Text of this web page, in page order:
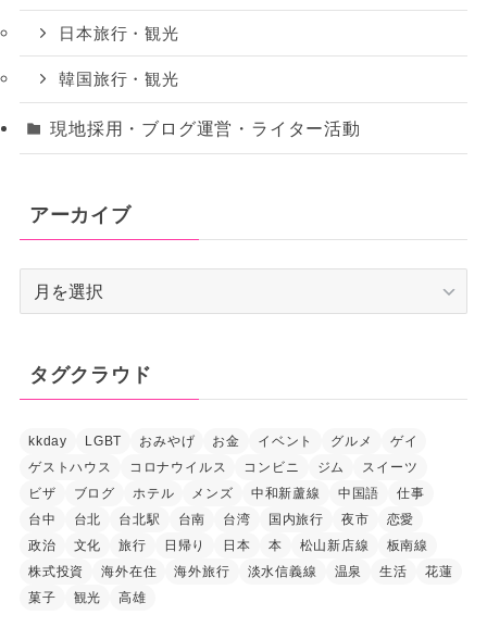
日本旅行・観光
韓国旅行・観光
現地採用・ブログ運営・ライター活動
アーカイブ
ブ
タグクラウド
kkday LGBT おみやげ お金 イベント グルメ
ゲイ
ゲストハウス
コロナウイルス コンビニ ジム
スイーツ
ビザ
ブログ ホテル メンズ 中和新蘆線 中国語
仕事
台中
台北 台北駅 台南 台湾 国内旅行 夜市
恋愛
政治
文化 旅行 日帰り 日本 本 松山新店線
板南線
株式投資
海外在住 海外旅行 淡水信義線 温泉 生活
花蓮
菓子
観光 高雄